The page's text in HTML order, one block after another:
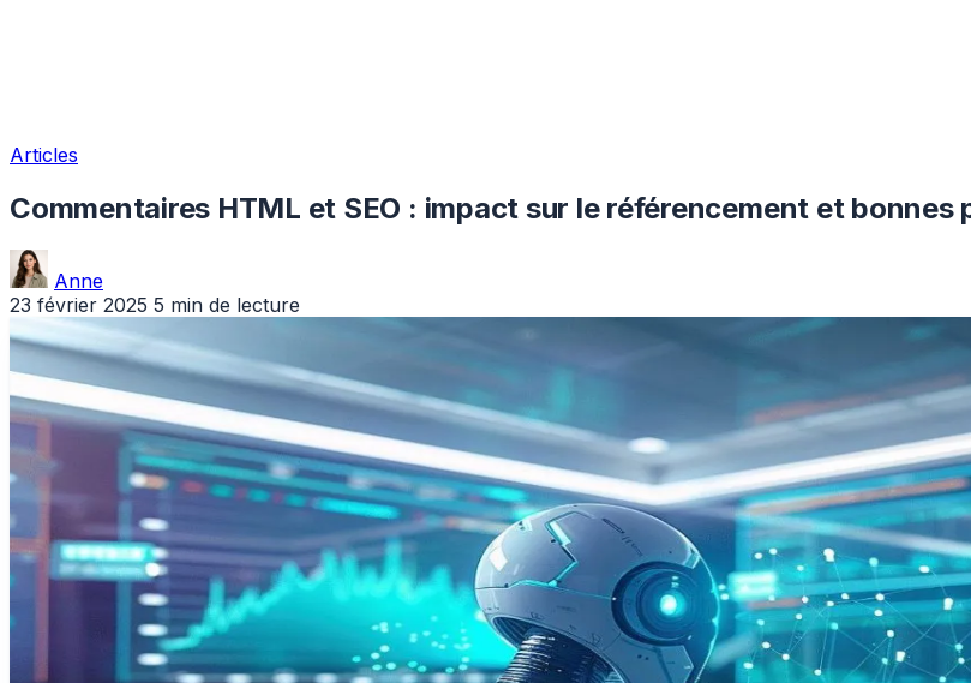
Articles
Commentaires HTML et SEO : impact sur le référencement et
Anne
23 février 2025 5 min de lecture